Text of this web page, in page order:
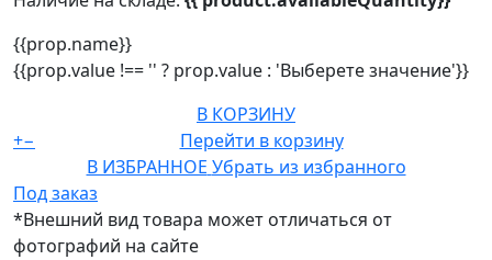
{{prop.name}}
{{prop.value !== '' ? prop.value : 'Выберете значение'}}
В КОРЗИНУ
+−
Перейти в корзину
В ИЗБРАННОЕ Убрать из избранного
Под заказ
*Внешний вид товара может отличаться от
фотографий на сайте